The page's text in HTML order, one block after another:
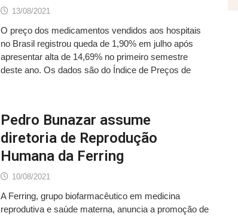
13/08/2021
O preço dos medicamentos vendidos aos hospitais
no Brasil registrou queda de 1,90% em julho após
apresentar alta de 14,69% no primeiro semestre
deste ano. Os dados são do Índice de Preços de
Pedro Bunazar assume
diretoria de Reprodução
Humana da Ferring
10/08/2021
A Ferring, grupo biofarmacêutico em medicina
reprodutiva e saúde materna, anuncia a promoção de